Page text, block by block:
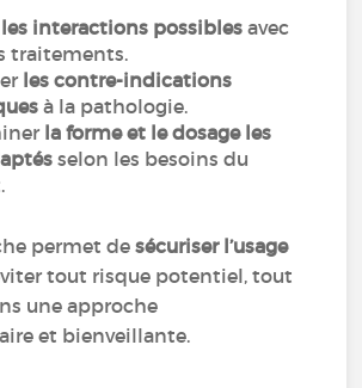
les interactions possibles avec
traitements.
les contre-indications
à la pathologie.
la forme et le dosage les
selon les besoins du
permet desécuriser l’usage
tout risque potentiel, tout
une approche
et bienveillante.